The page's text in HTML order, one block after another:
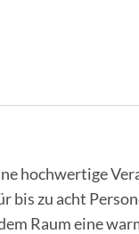
hochwertige
bis zu acht
Raum eine